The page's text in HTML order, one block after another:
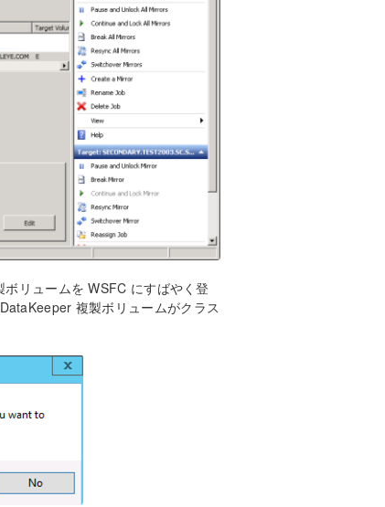
リュームを WSFC にすばやく登
複製ボリュームがクラス